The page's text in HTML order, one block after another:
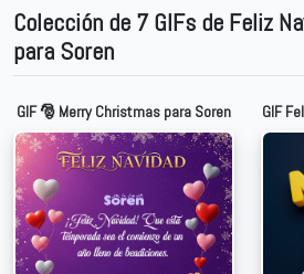
Colección de 7 GIFs de Feliz
para Soren
GIF 🎅 Merry Christmas para Soren GIF